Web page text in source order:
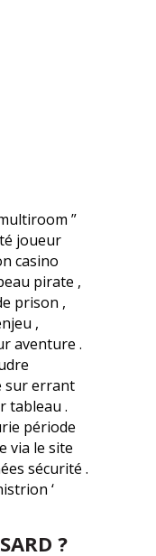
”
joueur
casino
pirate ,
prison ,
,
aventure .
sur errant
tableau .
période
via le site
sécurité .
‘
?